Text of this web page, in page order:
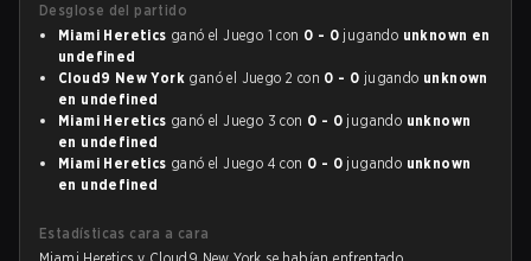
Desglose del partido
Miami Heretics ganó el Juego 1 con 0 - 0 jugando unknown en
undefined
Cloud9 New York ganó el Juego 2 con 0 - 0 jugando unknown
en undefined
Miami Heretics ganó el Juego 3 con 0 - 0 jugando unknown
en undefined
Miami Heretics ganó el Juego 4 con 0 - 0 jugando unknown
en undefined
Estadísticas cara a cara